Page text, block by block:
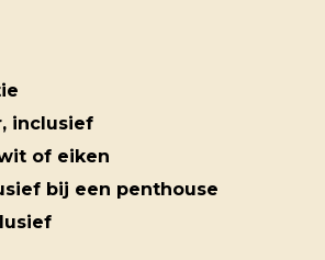
Contact
inclusief
of eiken
bij een penthouse